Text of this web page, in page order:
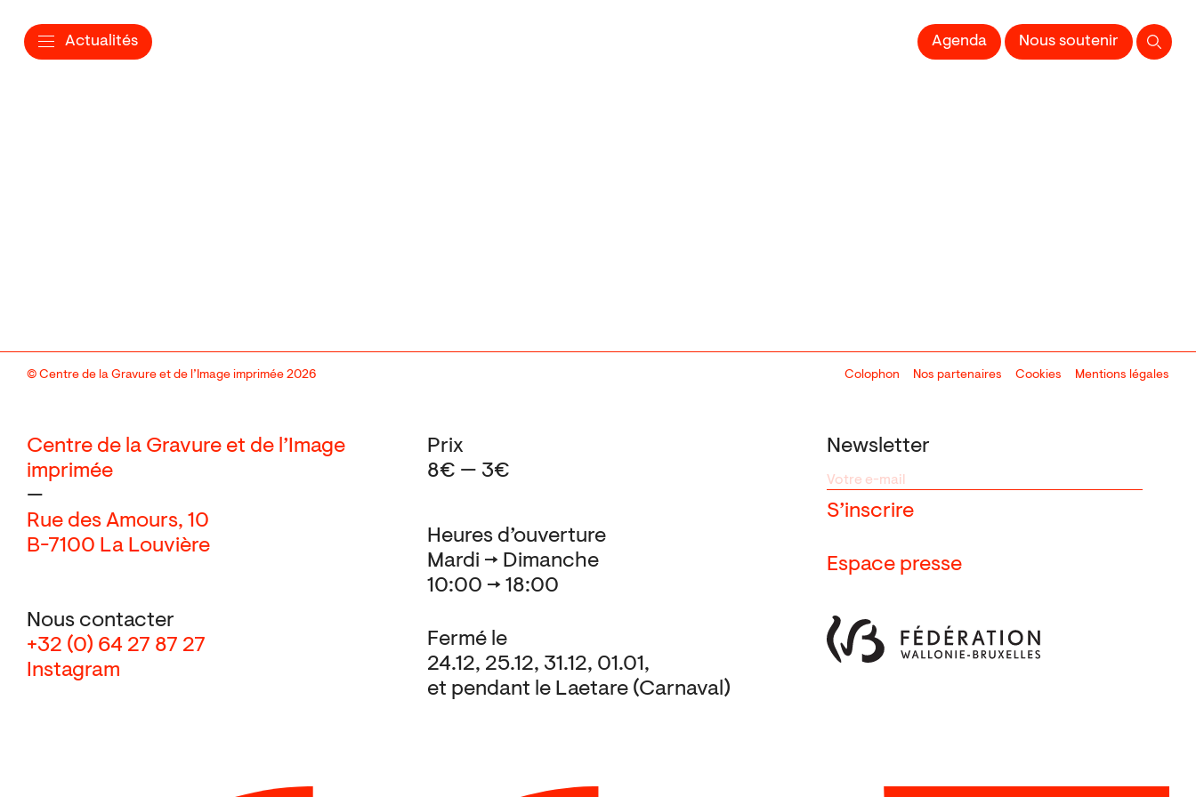
Actualités Agenda Nous soutenir
Centre de la Gravure et de l’Image
imprimée
—
Rue des Amours, 10
B-7100 La Louvière
Nous contacter
+32 (0) 64 27 87 27
Instagram
Newsletter
Espace presse
Heures d’ouverture
Mardi → Dimanche
10:00 → 18:00
Fermé le
24.12, 25.12, 31.12, 01.01,
et pendant le Laetare (Carnaval)
Prix
8€ — 3€
© Centre de la Gravure et de l’Image imprimée 2026 Colophon
Design:Marcel Kaczmarek, code:8080.studio
Nos partenaires Cookies Mentions légales